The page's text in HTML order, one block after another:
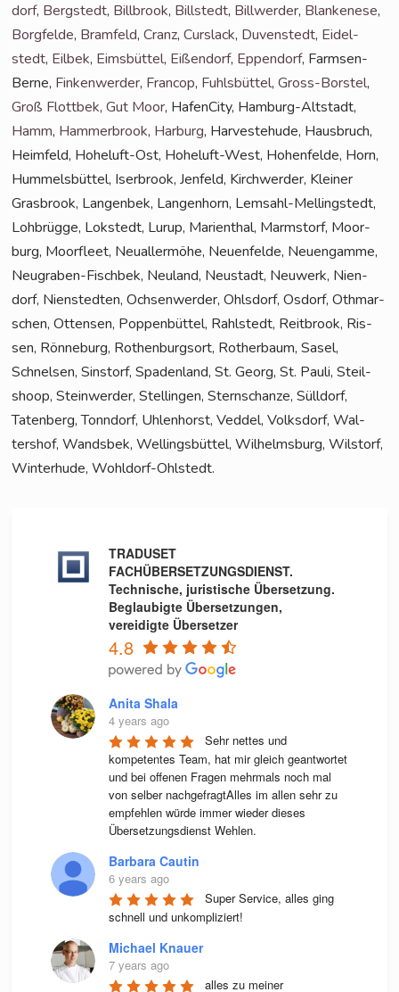
dorf, Berg­stedt, Bill­brook, Bill­stedt, Bill­wer­der, Blan­ke­ne­se,
Borg­fel­de, Bramfeld,Cranz,Curs­lack, Duven­stedt, Eidel­
stedt, Eil­bek, Eims­büt­tel, Eißen­dorf, Eppen­dorf, Farm­sen-
Ber­ne, Fin­ken­wer­der, Fran­cop, Fuhls­büt­tel,Gross-Bors­tel,
Groß Flott­bek,Gut Moor, Hafen­Ci­ty, Ham­burg-Alt­stadt,
Hamm, Ham­mer­brook, Har­burg, Har­ve­ste­hu­de, Haus­bruch,
Heim­feld, Hohe­luft-Ost, Hohe­luft-West, Hohen­fel­de, Horn,
Hum­mels­büt­tel, Iser­brook, Jen­feld, Kirch­wer­der, Klei­ner
Gras­brook, Lan­gen­bek, Lan­gen­horn, Lem­sahl-Mel­ling­s­tedt,
Loh­brüg­ge, Lok­stedt, Lurup, Mari­en­thal, Marmstorf, Moor­
burg, Moor­fleet, Neu­al­ler­mö­he, Neu­en­fel­de, Neu­en­gam­me,
Neu­gra­ben-Fisch­bek, Neu­land, Neu­stadt, Neu­werk, Nien­
dorf, Nien­sted­ten, Och­sen­wer­der, Ohls­dorf, Osdorf, Oth­mar­
schen, Otten­sen, Pop­pen­büt­tel, Rahl­stedt, Reit­brook, Ris­
sen, Rön­ne­burg, Rothen­burg­sort, Rother­baum, Sasel,
Schnel­sen, Sinstorf, Spa­den­land, St. Georg, St. Pau­li, Steil­
shoop, Stein­wer­der, Stel­lin­gen, Stern­schan­ze, Süll­dorf,
Taten­berg, Tonn­dorf, Uhlen­horst, Ved­del, Volks­dorf, Wal­
ters­hof, Wands­bek, Wel­lings­büt­tel, Wil­helms­burg, Wilstorf,
Win­ter­hu­de, Wohldorf-Ohlstedt.
TRADUSET
FACHÜBERSETZUNGSDIENST.
Technische, juristische Übersetzung.
Beglaubigte Übersetzungen,
vereidigte Übersetzer
4.8
Anita Shala
4 years ago
Sehr nettes und
kompetentes Team, hat mir gleich geantwortet
und bei offenen Fragen mehrmals noch mal
von selber nachgefragtAlles im allen sehr zu
empfehlen würde immer wieder dieses
Übersetzungsdienst Wehlen.
Barbara Cautin
6 years ago
Super Service, alles ging
schnell und unkompliziert!
Michael Knauer
7 years ago
alles zu meiner